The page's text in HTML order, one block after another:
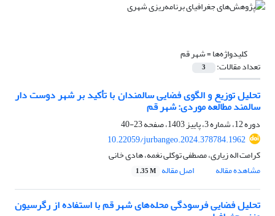
کلیدواژه‌ها =شهر قم
تعداد مقالات: 3
تحلیل توزیع و الگوی فضایی سالمندان با تأکید بر شهر دوست دار
سالمند مطالعه موردی: شهر قم
دوره 12، شماره 3، پاییز 1403، صفحه
23-40
10.22059/jurbangeo.2024.378784.1962
کرامت اله زیاری، مصطفی توکلی نغمه، هادی خانی
مشاهده مقاله
اصل مقاله 1.35 M
تحلیل فضایی فرسودگی محله‌های شهر قم با استفاده از رگرسیون